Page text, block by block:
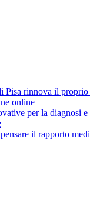
Pisa rinnova il proprio
online
per la diagnosi
il rapporto